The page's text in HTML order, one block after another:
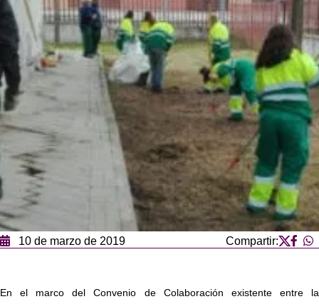
10 de marzo de 2019 Compartir:
En el marco del Convenio de Colaboración existente entre la